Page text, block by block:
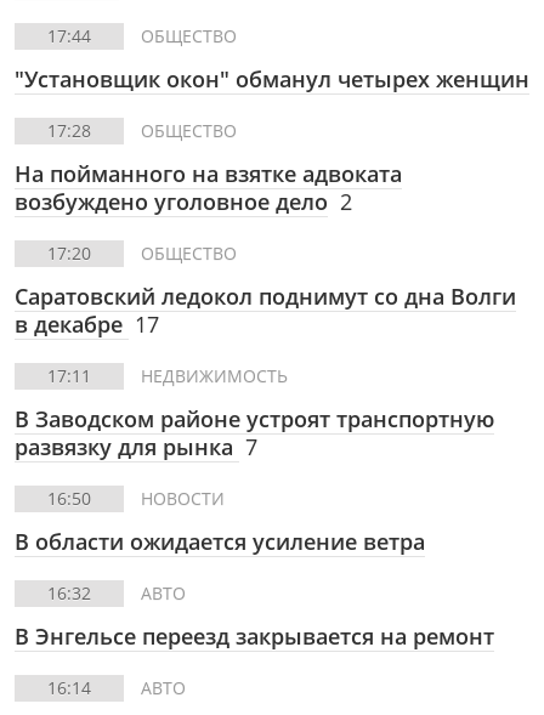
17:44 ОБЩЕСТВО
"Установщик окон" обманул четырех женщин
17:28 ОБЩЕСТВО
На пойманного на взятке адвоката
возбуждено уголовное дело 2
17:20 ОБЩЕСТВО
Саратовский ледокол поднимут со дна Волги
в декабре 17
17:11 НЕДВИЖИМОСТЬ
В Заводском районе устроят транспортную
развязку для рынка 7
16:50 НОВОСТИ
В области ожидается усиление ветра
16:32 АВТО
В Энгельсе переезд закрывается на ремонт
16:14 АВТО